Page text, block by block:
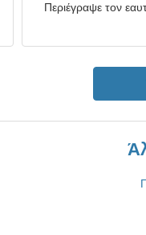
Περιέγραψε τον